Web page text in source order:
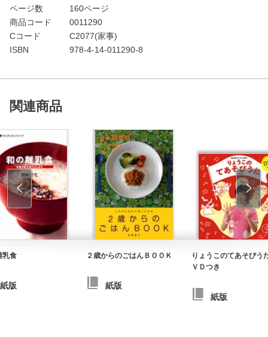
ページ数
160ページ
商品コード
0011290
Cコード
C2077(家事)
ISBN
978-4-14-011290-8
関連商品
乳食
紙版
２歳からのごはんＢＯＯＫ
紙版
りょうこのてあそび
ＶＤつき
紙版